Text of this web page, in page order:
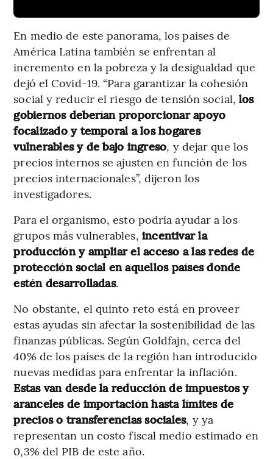
En medio de este panorama, los países de
América Latina también se enfrentan al
incremento en la pobreza y la desigualdad que
dejó el Covid-19. “Para garantizar la cohesión
social y reducir el riesgo de tensión social, los
gobiernos deberían proporcionar apoyo
focalizado y temporal a los hogares
vulnerables y de bajo ingreso, y dejar que los
precios internos se ajusten en función de los
precios internacionales”, dijeron los
investigadores.
Para el organismo, esto podría ayudar a los
grupos más vulnerables, incentivar la
producción y ampliar el acceso a las redes de
protección social en aquellos países donde
estén desarrolladas.
No obstante, el quinto reto está en proveer
estas ayudas sin afectar la sostenibilidad de las
finanzas públicas. Según Goldfajn, cerca del
40% de los países de la región han introducido
nuevas medidas para enfrentar la inflación.
Estas van desde la reducción de impuestos y
aranceles de importación hasta límites de
precios o transferencias sociales, y ya
representan un costo fiscal medio estimado en
0,3% del PIB de este año.